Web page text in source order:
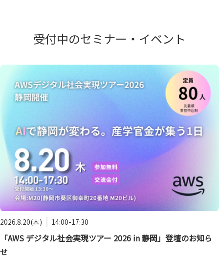
受付中のセミナー・イベント
2026.8.20(木) 14:00-17:30
「AWS デジタル社会実現ツアー 2026 in 静岡」登壇のお知ら
せ